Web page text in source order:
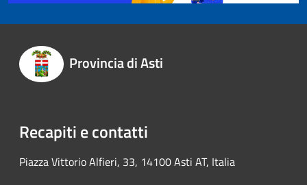
Provincia di Asti
Recapiti e contatti
Piazza Vittorio Alfieri, 33, 14100 Asti AT, Italia